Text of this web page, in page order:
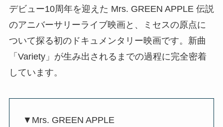
デビュー10周年を迎えた Mrs. GREEN APPLE 伝説
のアニバーサリーライブ映画と、ミセスの原点に
ついて探る初のドキュメンタリー映画です。新曲
「Variety」が生み出されるまでの過程に完全密着
しています。
▼Mrs. GREEN APPLE